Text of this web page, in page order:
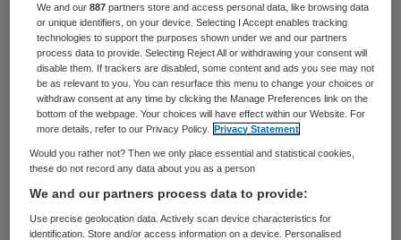
het BIG-register, waar alle zorgverleners in
geregistreerd staan.
Dat bleek dinsdag tijdens de behandeling
van een tuchtzaak die de IGZ heeft
aangespannen tegen de cardiologen.
Risico’s
We and our887 partners store and access personal data, like browsing data
or unique identifiers, on your device. Selecting I Accept enables tracking
technologies to support the purposes shown under we and our partners
process data to provide. Selecting Reject All or withdrawing your consent will
disable them. If trackers are disabled, some content and ads you see may not
be as relevant to you. You can resurface this menu to change your choices or
withdraw consent at any time by clicking the Manage Preferences link on the
bottom of the webpage. Your choices will have effect within our Website. For
more details, refer to our Privacy Policy.
Privacy Statement
Would you rather not? Then we only place essential and statistical cookies,
these do not record any data about you as a person
We and our partners process data to provide:
Use precise geolocation data. Actively scan device characteristics for
identification. Store and/or access information on a device. Personalised